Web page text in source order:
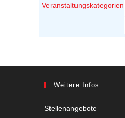
Veranstaltungskategorien
Weitere Infos
Stellenangebote